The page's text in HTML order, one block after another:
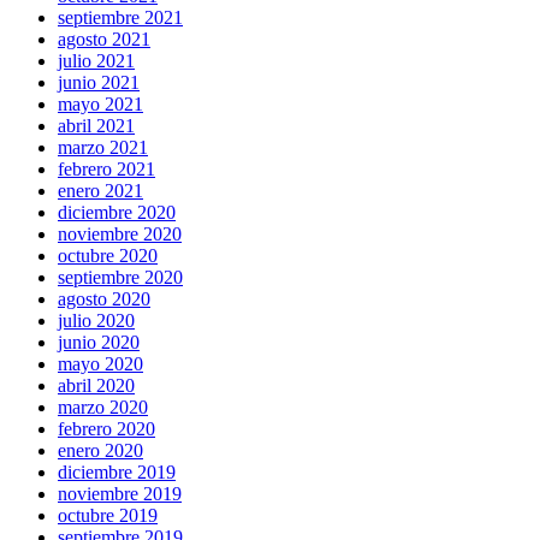
septiembre 2021
agosto 2021
julio 2021
junio 2021
mayo 2021
abril 2021
marzo 2021
febrero 2021
enero 2021
diciembre 2020
noviembre 2020
octubre 2020
septiembre 2020
agosto 2020
julio 2020
junio 2020
mayo 2020
abril 2020
marzo 2020
febrero 2020
enero 2020
diciembre 2019
noviembre 2019
octubre 2019